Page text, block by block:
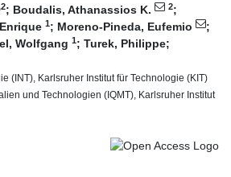
; Boudalis, Athanassios K. 2;
1; Moreno-Pineda, Eufemio
;
Wolfgang 1; Turek, Philippe;
(INT), Karlsruher Institut für Technologie (KIT)
und Technologien (IQMT), Karlsruher Institut